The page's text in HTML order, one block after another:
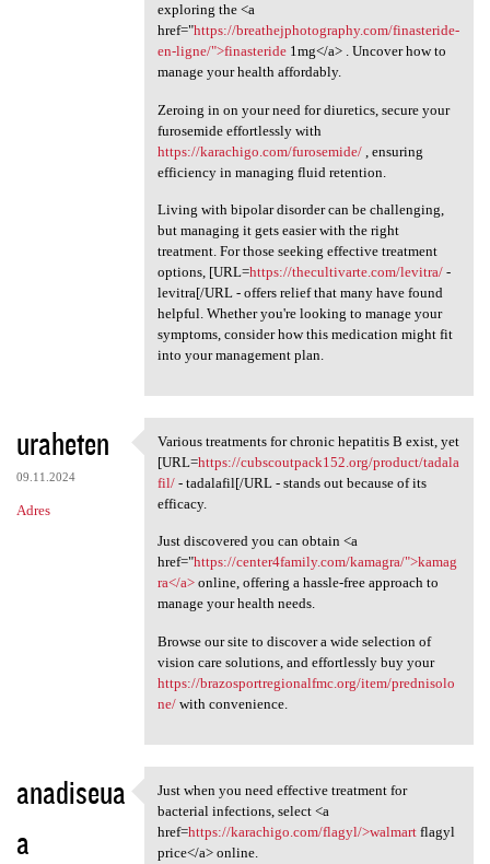
exploring the <a
href="https://breathejphotography.com/finasteride-
en-ligne/">finasteride1mg</a> . Uncover how to
manage your health affordably.
Zeroing in on your need for diuretics, secure your
furosemide effortlessly with
https://karachigo.com/furosemide/, ensuring
efficiency in managing fluid retention.
Living with bipolar disorder can be challenging,
but managing it gets easier with the right
treatment. For those seeking effective treatment
options, [URL=https://thecultivarte.com/levitra/-
levitra[/URL - offers relief that many have found
helpful. Whether you're looking to manage your
symptoms, consider how this medication might fit
into your management plan.
uraheten
09.11.2024
Adres
Various treatments for
Various treatments for chronic hepatitis B exist, yet
[URL=https://cubscoutpack152.org/product/tadala
fil/- tadalafil[/URL - stands out because of its
efficacy.
Just discovered you can obtain <a
href="https://center4family.com/kamagra/">kamag
ra</a>online, offering a hassle-free approach to
manage your health needs.
Browse our site to discover a wide selection of
vision care solutions, and effortlessly buy your
https://brazosportregionalfmc.org/item/prednisolo
ne/with convenience.
anadiseua
a
Just when you need effective
Just when you need effective treatment for
bacterial infections, select <a
href=https://karachigo.com/flagyl/>walmartflagyl
price</a> online.